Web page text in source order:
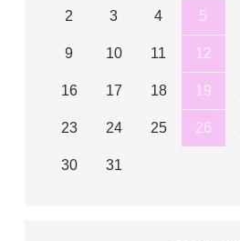
2 3 4 5
9 10 11 12
16 17 18 19
23 24 25 26
30 31